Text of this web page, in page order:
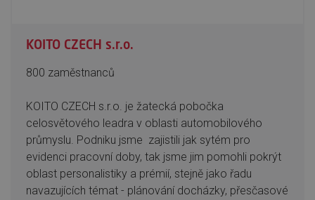
KOITO CZECH s.r.o.
800 zaměstnanců
KOITO CZECH s.r.o. je žatecká pobočka
celosvětového leadra v oblasti automobilového
průmyslu. Podniku jsme zajistili jak sytém pro
evidenci pracovní doby, tak jsme jim pomohli pokrýt
oblast personalistiky a prémií, stejně jako řadu
navazujících témat - plánování docházky, přesčasové